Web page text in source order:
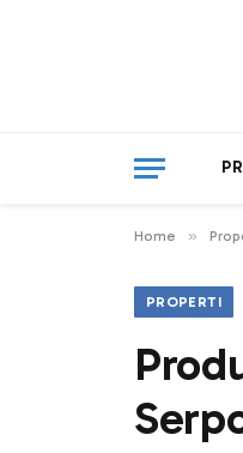
Home »
PROPERTI